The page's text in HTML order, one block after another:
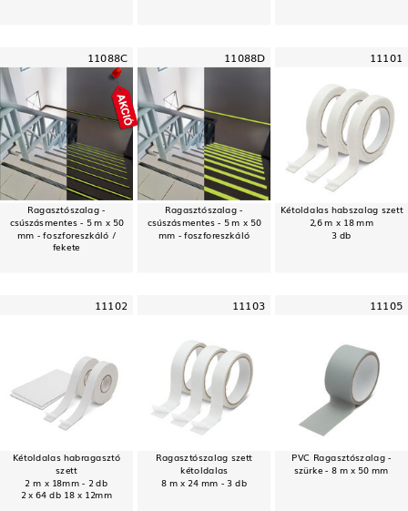
11088C
Ragasztószalag -
csúszásmentes - 5 m x 50
mm - foszforeszkáló /
fekete
11088D
Ragasztószalag -
csúszásmentes - 5 m x 50
mm - foszforeszkáló
11101
Kétoldalas habszalag szett
2,6 m x 18 mm
3 db
11102
Kétoldalas habragasztó
szett
2 m x 18mm - 2 db
2 x 64 db 18 x 12mm
11103
Ragasztószalag szett
kétoldalas
8 m x 24 mm - 3 db
11105
PVC Ragasztószalag -
szürke - 8 m x 50 mm